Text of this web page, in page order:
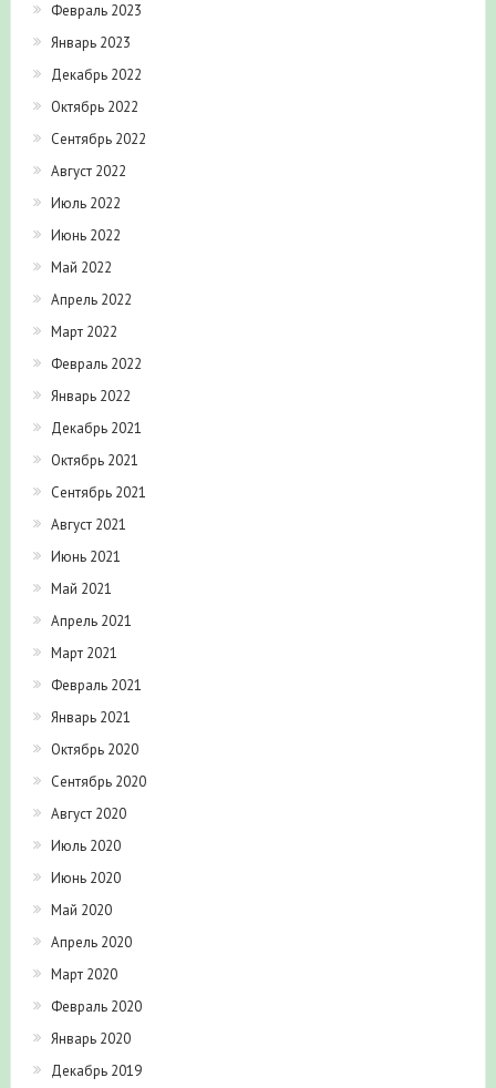
Февраль 2023
Январь 2023
Декабрь 2022
Октябрь 2022
Сентябрь 2022
Август 2022
Июль 2022
Июнь 2022
Май 2022
Апрель 2022
Март 2022
Февраль 2022
Январь 2022
Декабрь 2021
Октябрь 2021
Сентябрь 2021
Август 2021
Июнь 2021
Май 2021
Апрель 2021
Март 2021
Февраль 2021
Январь 2021
Октябрь 2020
Сентябрь 2020
Август 2020
Июль 2020
Июнь 2020
Май 2020
Апрель 2020
Март 2020
Февраль 2020
Январь 2020
Декабрь 2019